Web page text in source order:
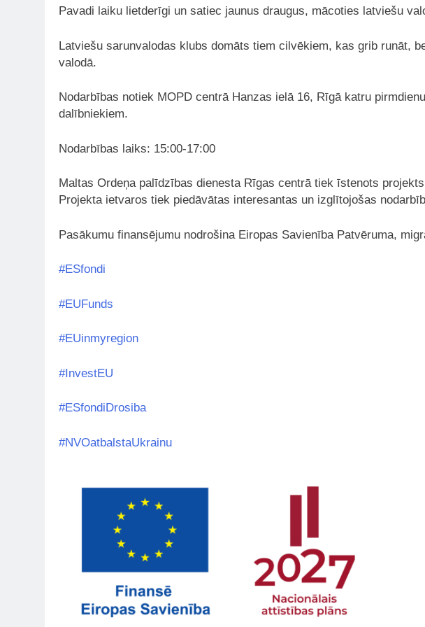
Pavadi laiku lietderīgi un satiec jaunus draugus, mācoties latviešu
Latviešu sarunvalodas klubs domāts tiem cilvēkiem, kas grib runāt,
valodā.
Nodarbības notiek MOPD centrā Hanzas ielā 16, Rīgā katru
dalībniekiem.
Nodarbības laiks: 15:00-17:00
Maltas Ordeņa palīdzības dienesta Rīgas centrā tiek īstenots
Projekta ietvaros tiek piedāvātas interesantas un izglītojošas
Pasākumu finansējumu nodrošina Eiropas Savienība Patvēruma,
#ESfondi
#EUFunds
#EUinmyregion
#InvestEU
#ESfondiDrosiba
#NVOatbalstaUkrainu